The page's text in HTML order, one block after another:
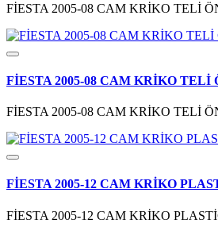
FİESTA 2005-08 CAM KRİKO TELİ
FİESTA 2005-08 CAM KRİKO TELİ
FİESTA 2005-08 CAM KRİKO TELİ
FİESTA 2005-12 CAM KRİKO
FİESTA 2005-12 CAM KRİKO